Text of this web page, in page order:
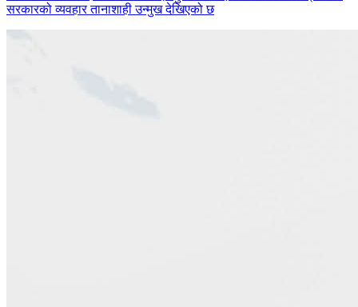
सरकारको व्यवहार तानाशाही उन्मुख देखिएको छ